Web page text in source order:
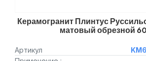
Керамогранит Плинтус
матовый обрезной
Артикул